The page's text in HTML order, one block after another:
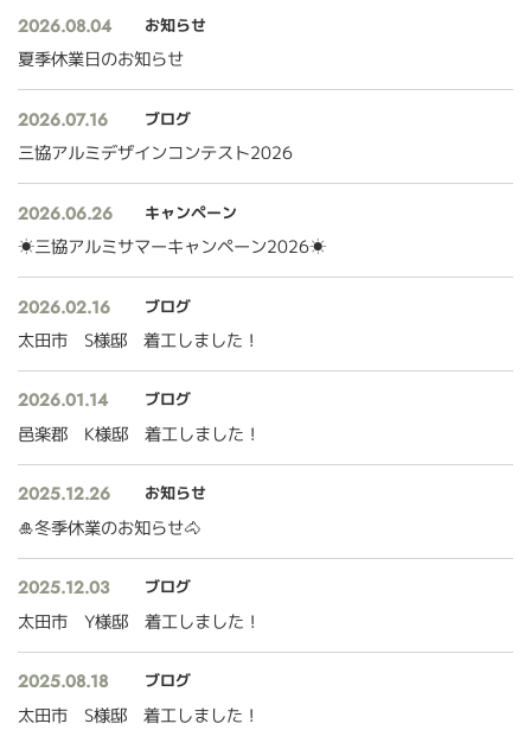
2026.08.04 お知らせ
夏季休業日のお知らせ
2026.07.16 ブログ
三協アルミデザインコンテスト2026
2026.06.26 キャンペーン
☀三協アルミサマーキャンペーン2026☀
2026.02.16 ブログ
太田市 S様邸 着工しました！
2026.01.14 ブログ
邑楽郡 K様邸 着工しました！
2025.12.26 お知らせ
🎍冬季休業のお知らせ🐴
2025.12.03 ブログ
太田市 Y様邸 着工しました！
2025.08.18 ブログ
太田市 S様邸 着工しました！